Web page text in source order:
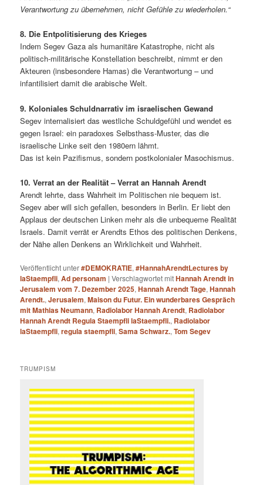
Verantwortung zu übernehmen, nicht Gefühle zu wiederholen.“
8. Die Entpolitisierung des Krieges
Indem Segev Gaza als humanitäre Katastrophe, nicht als
politisch-militärische Konstellation beschreibt, nimmt er den
Akteuren (insbesondere Hamas) die Verantwortung – und
infantilisiert damit die arabische Welt.
9. Koloniales Schuldnarrativ im israelischen Gewand
Segev internalisiert das westliche Schuldgefühl und wendet es
gegen Israel: ein paradoxes Selbsthass-Muster, das die
israelische Linke seit den 1980ern lähmt.
Das ist kein Pazifismus, sondern postkolonialer Masochismus.
10. Verrat an der Realität – Verrat an Hannah Arendt
Arendt lehrte, dass Wahrheit im Politischen nie bequem ist.
Segev aber will sich gefallen, besonders in Berlin. Er liebt den
Applaus der deutschen Linken mehr als die unbequeme Realität
Israels. Damit verrät er Arendts Ethos des politischen Denkens,
der Nähe allen Denkens an Wirklichkeit und Wahrheit.
Veröffentlicht unter#DEMOKRATIE,#HannahArendtLectures by
laStaempfli,Ad personam |Verschlagwortet mitHannah Arendt in
Jerusalem vom 7. Dezember 2025,Hannah Arendt Tage,Hannah
Arendt.,Jerusalem,Maison du Futur. Ein wunderbares Gespräch
mit Mathias Neumann, Radiolabor Hannah Arendt, Radiolabor
Hannah Arendt Regula Staempfli laStaempfli., Radiolabor
laStaempfli,regula staempfli,Sama Schwarz.,Tom Segev
TRUMPISM